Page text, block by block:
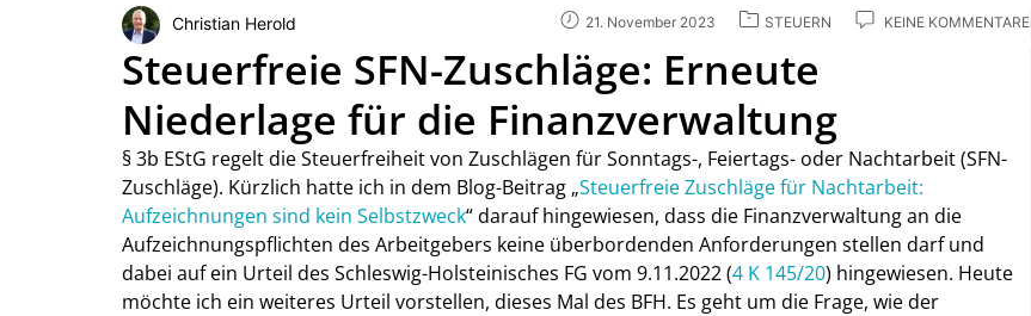
Christian Herold 21. November 2023 STEUERN KEINE KOMMENTARE
Steuerfreie SFN-Zuschläge: Erneute
Niederlage für die Finanzverwaltung
§ 3b EStG regelt die Steuerfreiheit von Zuschlägen für Sonntags-, Feiertags- oder Nachtarbeit (SFN-
Zuschläge). Kürzlich hatte ich in dem Blog-Beitrag „Steuerfreie Zuschläge für Nachtarbeit:
Aufzeichnungen sind kein Selbstzweck“ darauf hingewiesen, dass die Finanzverwaltung an die
Aufzeichnungspflichten des Arbeitgebers keine überbordenden Anforderungen stellen darf und
dabei auf ein Urteil des Schleswig-Holsteinisches FG vom 9.11.2022 (4 K 145/20) hingewiesen. Heute
möchte ich ein weiteres Urteil vorstellen, dieses Mal des BFH. Es geht um die Frage, wie der